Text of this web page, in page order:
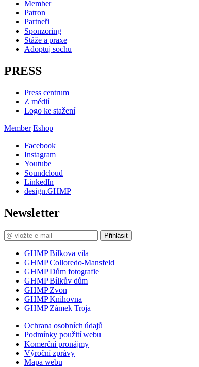
Member
Patron
Partneři
Sponzoring
Stáže a praxe
Adoptuj sochu
PRESS
Press centrum
Z médií
Logo ke stažení
Member Eshop
Facebook
Instagram
Youtube
Soundcloud
LinkedIn
design.GHMP
Newsletter
Přihlásit
GHMP Bílkova vila
GHMP Colloredo-Mansfeld
GHMP Dům fotografie
GHMP Bílkův dům
GHMP Zvon
GHMP Knihovna
GHMP Zámek Troja
Ochrana osobních údajů
Podmínky použití webu
Komerční pronájmy
Výroční zprávy
Mapa webu